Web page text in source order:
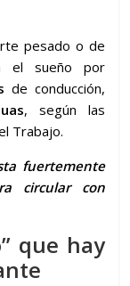
pesado o de
el sueño por
de conducción,
, según las
Trabajo.
fuertemente
circular con
que hay